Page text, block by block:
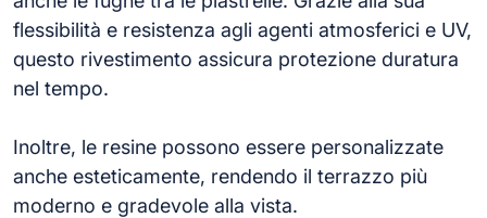
flessibilità e resistenza agli agenti atmosferici e UV,
questo rivestimento assicura protezione duratura
nel tempo.
Inoltre, le resine possono essere personalizzate
anche esteticamente, rendendo il terrazzo più
moderno e gradevole alla vista.